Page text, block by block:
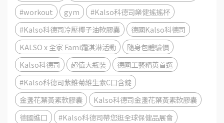
#workout
gym
#Kalso科德司樂健搖搖杯
#Kalso科德司冷壓椰子油軟膠囊
德國Kalso科德司
KALSO x 全家 Fami霜淇淋活動
隨身包體驗價
Kalso科德司
超值大瓶裝
德國工藝精英首選
#Kalso科德司紫錐菊維生素C口含錠
金盞花葉黃素軟膠囊
Kalso科德司金盞花葉黃素軟膠囊
德國進口
#Kalso科德司帶您逛全球保健品展會